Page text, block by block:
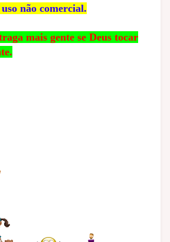
não comercial.
mais gente se Deus tocar